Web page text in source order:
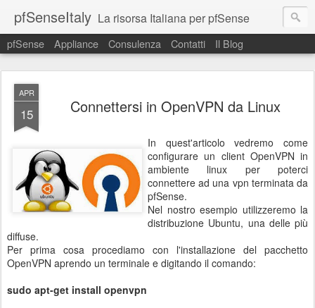
pfSenseItaly La risorsa Italiana per pfSense
pfSense Appliance Consulenza Contatti Il Blog
APR
15 Connettersi in OpenVPN da Linux
In quest'articolo vedremo come
configurare un client OpenVPN in
ambiente linux per poterci
connettere ad una vpn terminata da
pfSense.
Nel nostro esempio utilizzeremo la
distribuzione Ubuntu, una delle più
diffuse.
Per prima cosa procediamo con l'installazione del pacchetto
OpenVPN aprendo un terminale e digitando il comando:
sudo apt-get install openvpn